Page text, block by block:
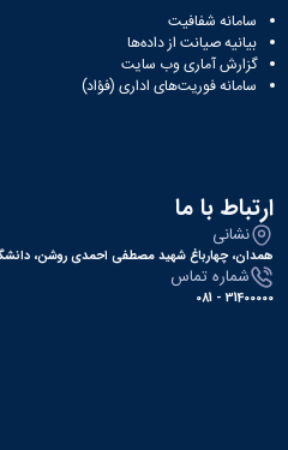
سامانه شفافیت
بیانیه صیانت از داده‌ها
گزارش آماری وب‌ سایت
سامانه فوریت‌های اداری (فؤاد)
ارتباط با ما
نشانی
همدان، چهارباغ شهید مصطفی احمدی روشن،
شماره تماس
31400000 - 081